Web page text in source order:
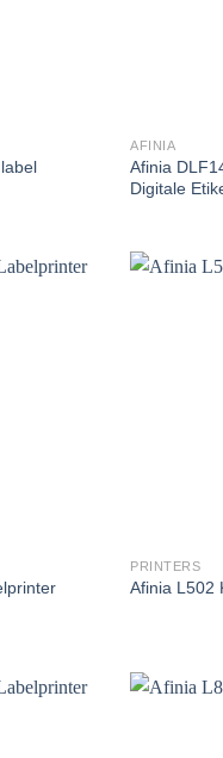
AFINIA
Afinia
Digitale
PRINTERS
Afinia L502